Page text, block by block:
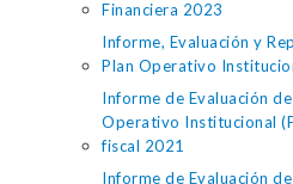
Financiera 2023
Informe, Evaluación y
Plan Operativo
Informe de Evaluación
Operativo Institucional
fiscal 2021
Informe de Evaluación